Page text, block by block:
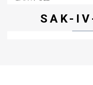
SAK-